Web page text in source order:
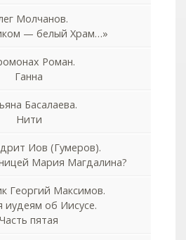
Молчанов.
— белый Храм…»
Роман.
Ганна
Басалаева.
Нити
Иов (Гумеров).
Мария Магдалина?
Георгий Максимов.
иудеям об Иисусе.
Часть пятая